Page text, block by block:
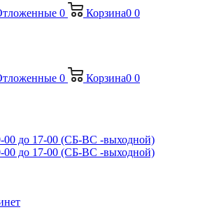
0 Корзина0 0
0 Корзина0 0
00 до 17-00 (СБ-ВС -выходной)
00 до 17-00 (СБ-ВС -выходной)